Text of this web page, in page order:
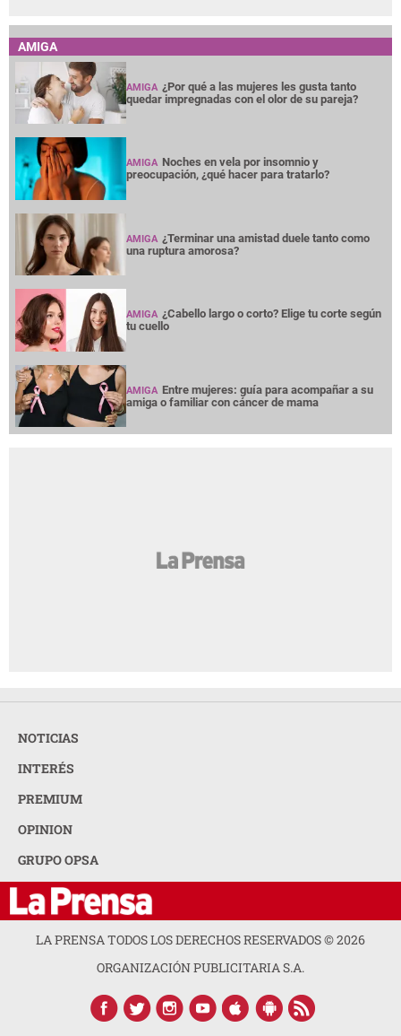
AMIGA
AMIGA ¿Por qué a las mujeres les gusta tanto
quedar impregnadas con el olor de su pareja?
AMIGA Noches en vela por insomnio y
preocupación, ¿qué hacer para tratarlo?
AMIGA ¿Terminar una amistad duele tanto como
una ruptura amorosa?
AMIGA ¿Cabello largo o corto? Elige tu corte según
tu cuello
AMIGA Entre mujeres: guía para acompañar a su
amiga o familiar con cáncer de mama
NOTICIAS
INTERÉS
PREMIUM
OPINION
GRUPO OPSA
LA PRENSA TODOS LOS DERECHOS RESERVADOS ©2026
ORGANIZACIÓN PUBLICITARIA S.A.